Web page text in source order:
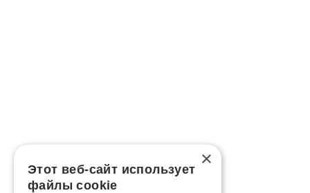
×
Этот веб-сайт использует
файлы cookie